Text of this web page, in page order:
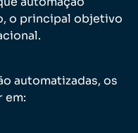
o principal objetivo
automatizadas, os
em: